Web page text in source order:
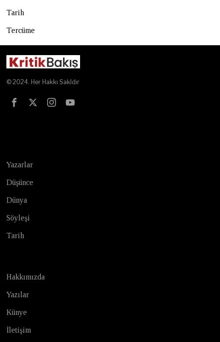
Tarih
Tercüme
© 2024. Her Hakkı Sakldır
Yazarlar
Düşünce
Dünya
Söyleşi
Tarih
Hakkımızda
Yazılar
Künye
İletişim